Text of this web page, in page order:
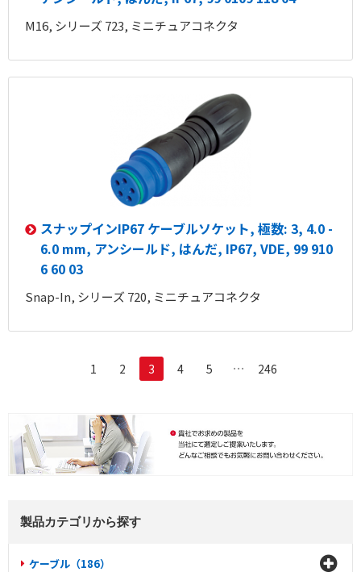
M16, シリーズ 723, ミニチュアコネクタ
スナップインIP67 ケーブルソケット, 極数: 3, 4.0 -
6.0 mm, アンシールド, はんだ, IP67, VDE, 99 910
6 60 03
Snap-In, シリーズ 720, ミニチュアコネクタ
1 2 3 4 5 … 246
製品カテゴリから探す
ケーブル（186）